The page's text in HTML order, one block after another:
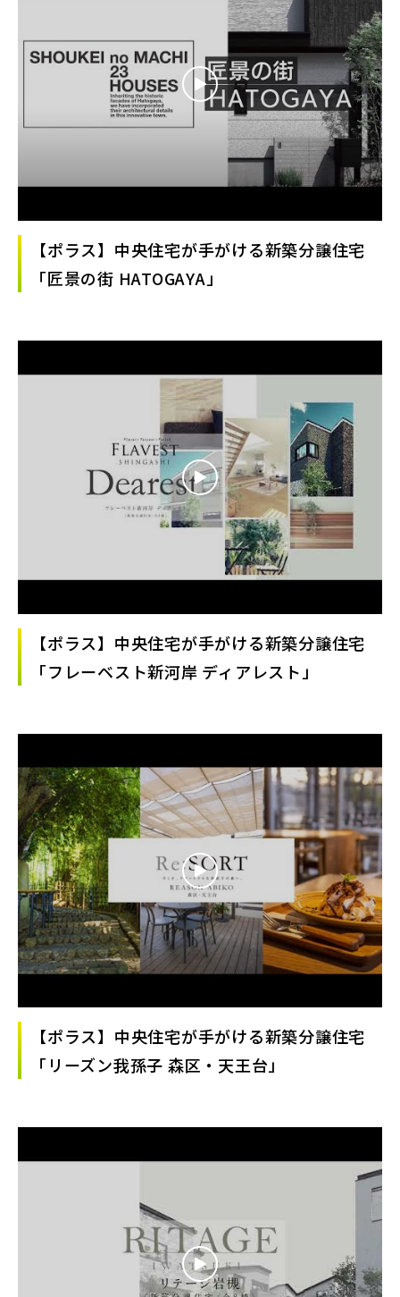
【ポラス】中央住宅が手がける新築分譲住宅
「匠景の街 HATOGAYA」
【ポラス】中央住宅が手がける新築分譲住宅
「フレーベスト新河岸 ディアレスト」
【ポラス】中央住宅が手がける新築分譲住宅
「リーズン我孫子 森区・天王台」